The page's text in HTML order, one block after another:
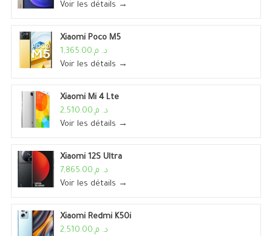
Voir les détails →
Xiaomi Poco M5
د. م.1,365.00
Voir les détails →
Xiaomi Mi 4 Lte
د. م.2,510.00
Voir les détails →
Xiaomi 12S Ultra
د. م.7,865.00
Voir les détails →
Xiaomi Redmi K50i
د. م.2,510.00